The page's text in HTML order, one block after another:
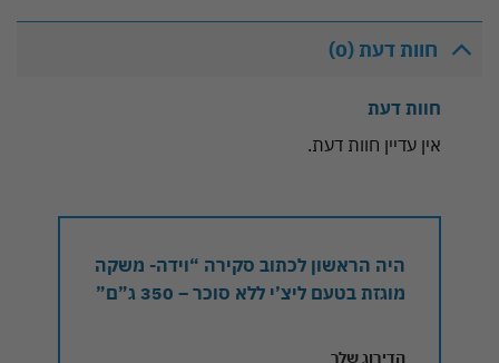
חוות דעת (0)
חוות דעת
אין עדיין חוות דעת.
היה הראשון לכתוב סקירה “וידה- משקה
מוגזת בטעם ליצ’י ללא סוכר – 350 ג”ם”
הדירוג שלך